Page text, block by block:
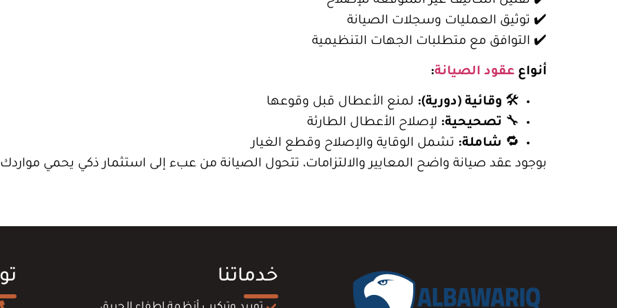
✔️ توثيق العمليات وسجلات الصيانة
✔️ التوافق مع متطلبات الجهات التنظيمية
أنواع عقود الصيانة:
🛠️ وقائية (دورية): لمنع الأعطال قبل وقوعها
🔧 تصحيحية: لإصلاح الأعطال الطارئة
🔁 شاملة: تشمل الوقاية والإصلاح وقطع الغيار
بوجود عقد صيانة واضح المعايير والالتزامات، تتحول الصيانة من عبء إلى استثمار ذكي يحمي
خدماتنا